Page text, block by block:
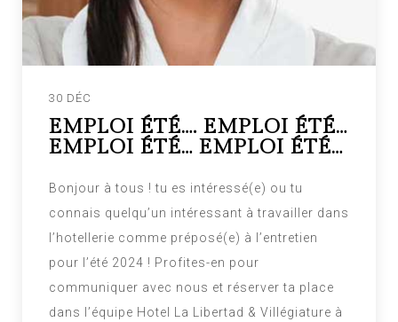
30 DÉC
EMPLOI ÉTÉ…. EMPLOI ÉTÉ…
EMPLOI ÉTÉ… EMPLOI ÉTÉ…
Bonjour à tous ! tu es intéressé(e) ou tu
connais quelqu’un intéressant à travailler dans
l’hotellerie comme préposé(e) à l’entretien
pour l’été 2024 ! Profites-en pour
communiquer avec nous et réserver ta place
dans l’équipe Hotel La Libertad & Villégiature à